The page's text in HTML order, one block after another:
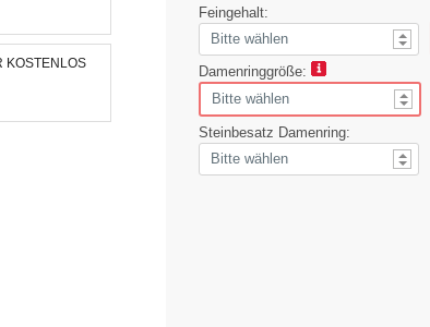
Feingehalt:
Damenringgröße:
Steinbesatz Damenring:
KOSTENLOS